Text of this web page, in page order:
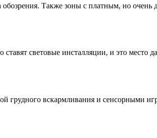
обозрения. Также зоны с платным, но очень
световые инсталляции, и это место
грудного вскармливания и сенсорными